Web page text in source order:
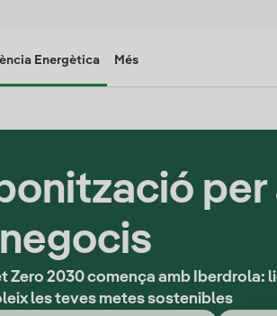
Energètica Més
per
negocis
Zero 2030 comença amb Iberdrola:
les teves metes sostenibles